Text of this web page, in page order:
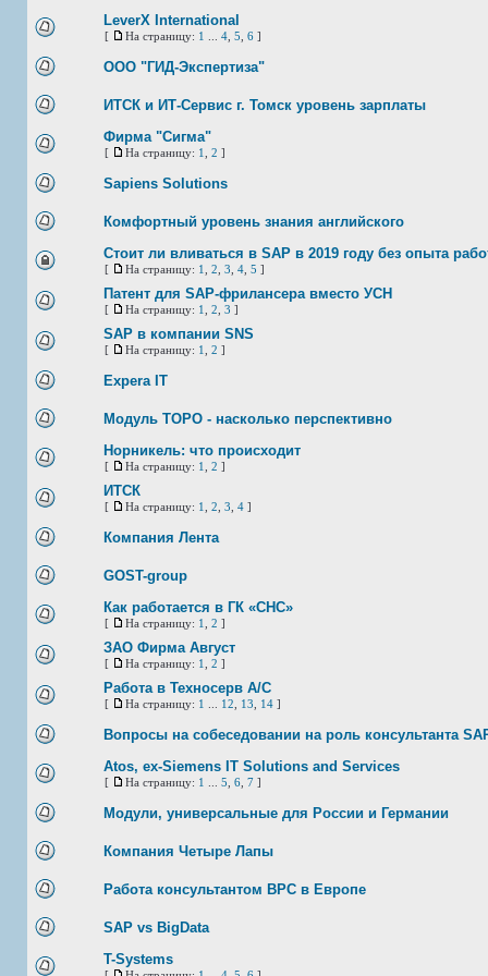
LeverX International
[ На страницу: 1 4 5 6 ]
ООО "ГИД-Экспертиза"
ИТСК и ИТ-Сервис г. Томск уровень зарплаты
Фирма "Сигма"
[ На страницу: 1 2 ]
Sapiens Solutions
Комфортный уровень знания английского
Стоит ли вливаться в SAP в 2019 году без опыта
[ На страницу: 1 2 3 4 5 ]
Патент для SAP-фрилансера вместо УСН
[ На страницу: 1 2 3 ]
SAP в компании SNS
[ На страницу: 1 2 ]
Expera IT
Модуль TOPO - насколько перспективно
Норникель: что происходит
[ На страницу: 1 2 ]
ИТСК
[ На страницу: 1 2 3 4 ]
Компания Лента
GOST-group
Как работается в ГК «СНС»
[ На страницу: 1 2 ]
ЗАО Фирма Август
[ На страницу: 1 2 ]
Работа в Техносерв А/С
[ На страницу: 1 12 13 14 ]
Вопросы на собеседовании на роль консультанта
Atos, ex-Siemens IT Solutions and Services
[ На страницу: 1 5 6 7 ]
Модули, универсальные для России и Германии
Компания Четыре Лапы
Работа консультантом BPC в Европе
SAP vs BigData
T-Systems